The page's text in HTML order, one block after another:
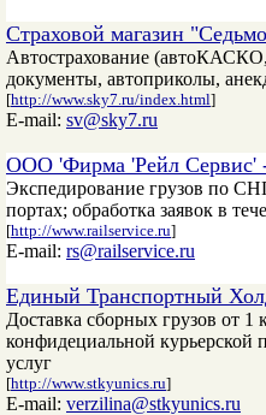
Страховой магазин
Автострахование (автоКАСКО,
документы, автоприколы,
[http://www.sky7.ru/index.html]
E-mail: sv@sky7.ru
OOO 'Фирма 'Рейл Сервис'
Экспедирование грузов по
портах; обработка заявок в
[http://www.railservice.ru]
E-mail: rs@railservice.ru
Единый Транспортный
Доставка сборных грузов от 1
конфидециальной курьерской
услуг
[http://www.stkyunics.ru]
E-mail: verzilina@stkyunics.ru